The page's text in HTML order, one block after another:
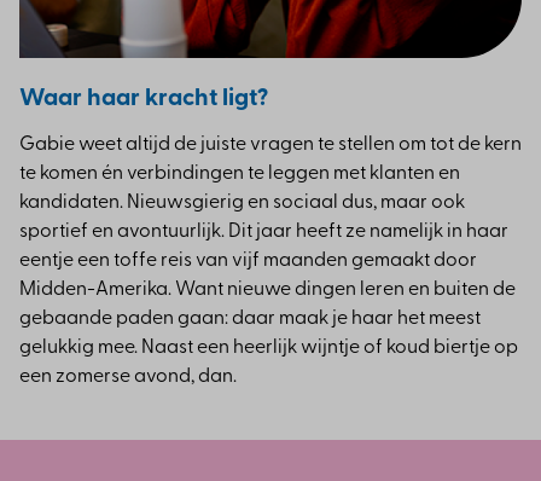
Waar haar kracht ligt?
Gabie weet altijd de juiste vragen te stellen om tot de kern
te komen én verbindingen te leggen met klanten en
kandidaten. Nieuwsgierig en sociaal dus, maar ook
sportief en avontuurlijk. Dit jaar heeft ze namelijk in haar
eentje een toffe reis van vijf maanden gemaakt door
Midden-Amerika. Want nieuwe dingen leren en buiten de
gebaande paden gaan: daar maak je haar het meest
gelukkig mee. Naast een heerlijk wijntje of koud biertje op
een zomerse avond, dan.